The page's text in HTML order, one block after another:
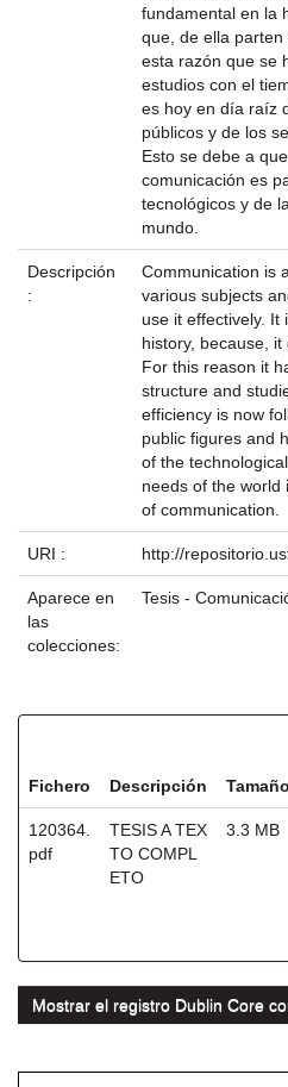
fundamental en la
que, de ella
esta razón que se
estudios con el
es hoy en día raíz
públicos y de los
Esto se debe a
comunicación es
tecnológicos y de
mundo.
Descripción
:
Communication is
various subjects
use it effectively. It
history, because,
For this reason it
structure and
efficiency is now
public figures and
of the
needs of the world
of communication.
URI : http://
Aparece en
las
colecciones:
Tesis -
Fichero Descripción Tamaño
120364.
pdf
TESIS A TEX
TO COMPL
ETO
3.3 MB
Mostrar el registro Dublin Core